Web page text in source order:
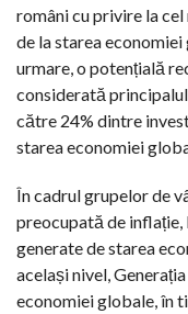
români cu privire la
de la starea
urmare, o potențială
considerată
către 24% dintre
starea economiei
În cadrul grupelor de
preocupată de
generate de starea
același nivel,
economiei globale, în